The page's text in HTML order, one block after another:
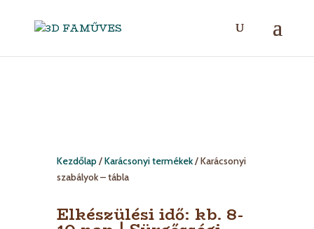
Kezdőlap/Karácsonyi termékek/ Karácsonyi
szabályok – tábla
Elkészülési idő: kb. 8-